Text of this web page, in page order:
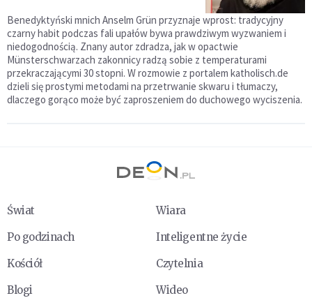
Benedyktyński mnich Anselm Grün przyznaje wprost: tradycyjny
czarny habit podczas fali upałów bywa prawdziwym wyzwaniem i
niedogodnością. Znany autor zdradza, jak w opactwie
Münsterschwarzach zakonnicy radzą sobie z temperaturami
przekraczającymi 30 stopni. W rozmowie z portalem katholisch.de
dzieli się prostymi metodami na przetrwanie skwaru i tłumaczy,
dlaczego gorąco może być zaproszeniem do duchowego wyciszenia.
Świat
Wiara
Po godzinach
Inteligentne życie
Kościół
Czytelnia
Blogi
Wideo